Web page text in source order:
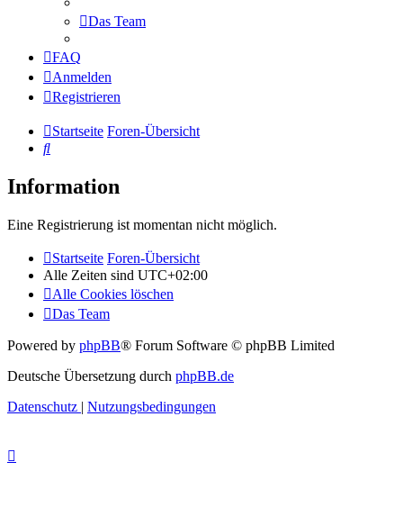
Das Team
FAQ
Anmelden
Registrieren
Startseite Foren-Übersicht
Suche
Information
Eine Registrierung ist momentan nicht möglich.
Startseite Foren-Übersicht
Alle Zeiten sind UTC+02:00
Alle Cookies löschen
Das Team
Powered by phpBB® Forum Software © phpBB Limited
Deutsche Übersetzung durch phpBB.de
Datenschutz | Nutzungsbedingungen